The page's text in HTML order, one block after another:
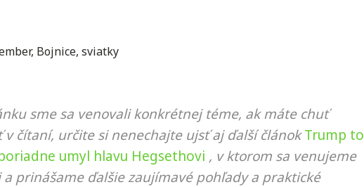
, Bojnice, sviatky
sme sa venovali konkrétnej téme, ak máte chuť
v čítaní, určite si nenechajte ujsť aj ďalší článok Trump to
umyl hlavu Hegsethovi , v ktorom sa venujeme
prinášame ďalšie zaujímavé pohľady a praktické